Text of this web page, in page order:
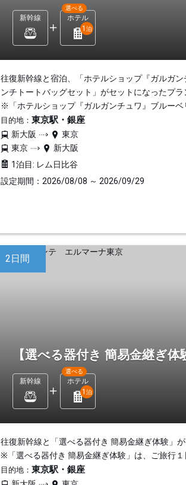
新幹線 ホテル
選べる
1 泊
往復新幹線と宿泊、「ホテルショップ『ガルガ
ンチトートバッグセット」がセットになったプラ
※「ホテルショップ『ガルガンチュワ』ブルー
目的地： 東京駅・銀座
新大阪
東京
東京
新大阪
1泊目: レム日比谷
設定期間：2026/08/08 ～ 2026/09/29
2日間
【選べる器付き 簡易金継ぎ
新幹線 ホテル
選べる
1 泊
往復新幹線と「選べる器付き 簡易金継ぎ体験」
※「選べる器付き 簡易金継ぎ体験」は、ご旅行１
目的地： 東京駅・銀座